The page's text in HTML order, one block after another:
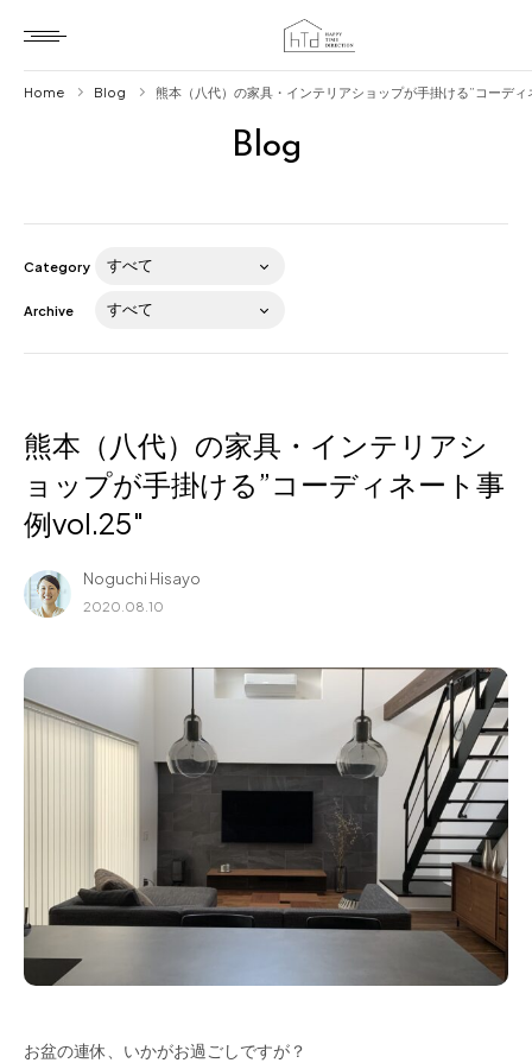
Blog
About us
for Business
Recruit
フラッグシップストア
0965-52-0323
熊本店
Arv
0965-45-9282
Blog
Home Blog 熊本（八代）の家具・インテリアショップが手掛ける”コーデ
Category
Archive
熊本（八代）の家具・インテリアシ
ョップが手掛ける”コーディネート事
例vol.25″
Noguchi Hisayo
2020.08.10
お盆の連休、いかがお過ごしですが？